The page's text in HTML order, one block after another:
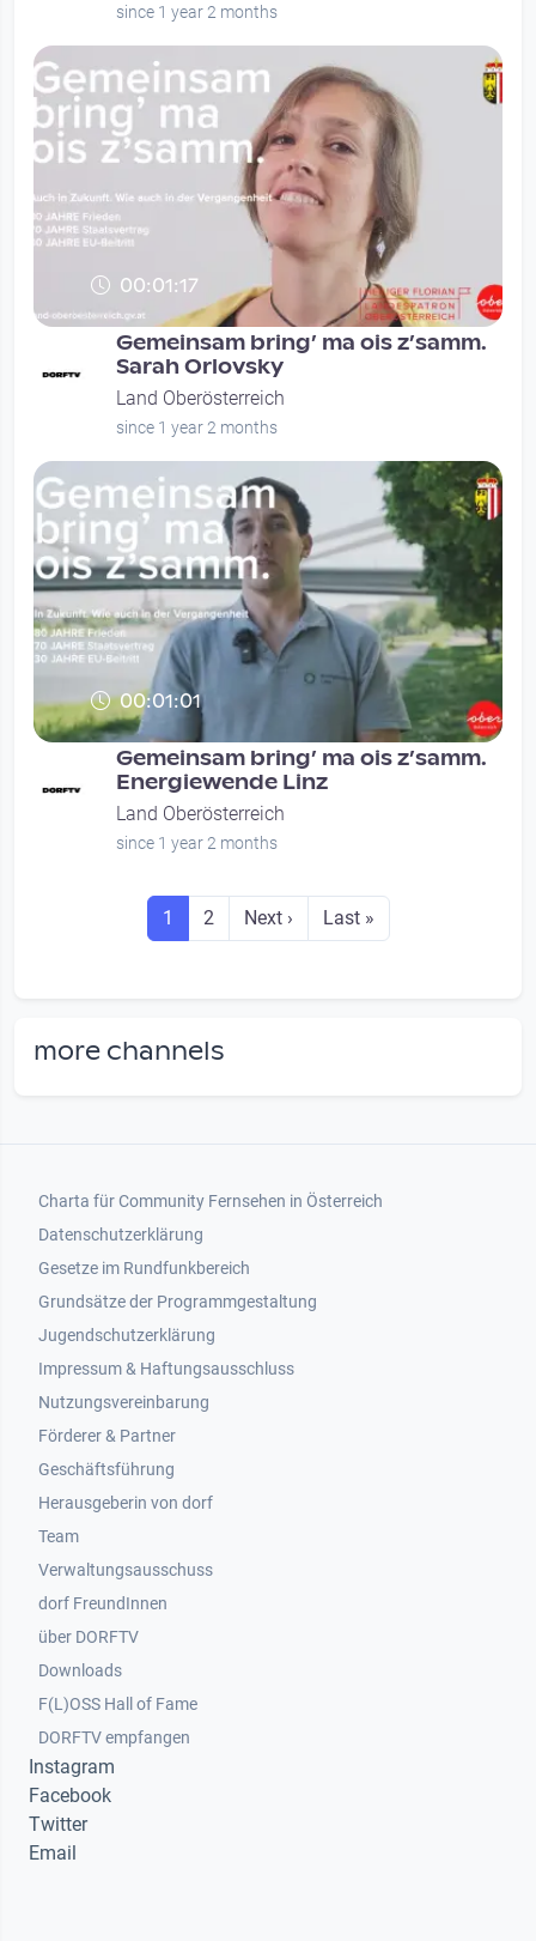
since 1 year 2 months
00:01:17
Gemeinsam bring’ ma ois z’samm.
Sarah Orlovsky
Land Oberösterreich
since 1 year 2 months
00:01:01
Gemeinsam bring’ ma ois z’samm.
Energiewende Linz
Land Oberösterreich
since 1 year 2 months
Seitennummerierung
Seite
1 Seite
2 Next page
Next › Last page
Last »
more channels
Footer 1
Charta für Community Fernsehen in Österreich
Datenschutzerklärung
Gesetze im Rundfunkbereich
Grundsätze der Programmgestaltung
Jugendschutzerklärung
Impressum & Haftungsausschluss
Nutzungsvereinbarung
Footer 2
Förderer & Partner
Geschäftsführung
Herausgeberin von dorf
Team
Verwaltungsausschuss
dorf FreundInnen
Footer 3
über DORFTV
Downloads
F(L)OSS Hall of Fame
Footer 4
DORFTV empfangen
Instagram
Facebook
Twitter
Email